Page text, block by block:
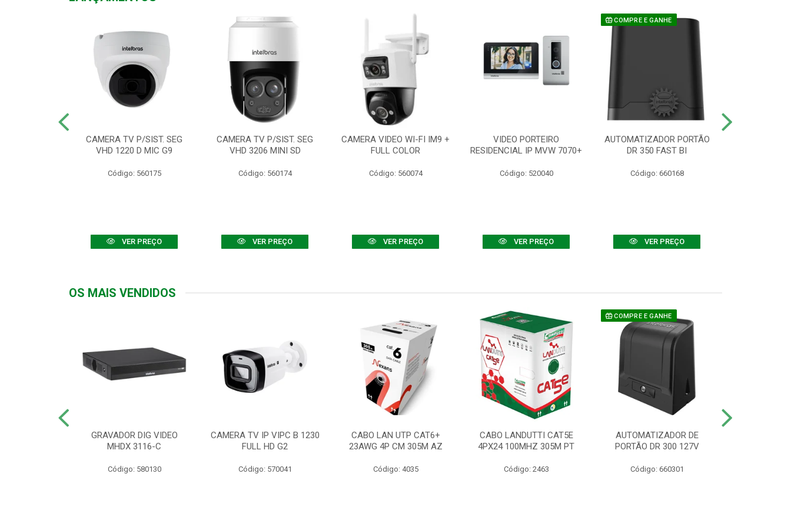
CAMERA TV P/SIST. SEG
VHD 1220 D MIC G9
Código: 560175
VER PREÇO
CAMERA TV P/SIST. SEG
VHD 3206 MINI SD
Código: 560174
VER PREÇO
CAMERA VIDEO WI-FI IM9 +
FULL COLOR
Código: 560074
VER PREÇO
VIDEO PORTEIRO
RESIDENCIAL IP MVW 7070+
Código: 520040
VER PREÇO
COMPRE E GANHE
AUTOMATIZADOR PORTÃO
DR 350 FAST BI
Código: 660168
VER PREÇO
OS MAIS VENDIDOS
GRAVADOR DIG VIDEO
MHDX 3116-C
Código: 580130
CAMERA TV IP VIPC B 1230
FULL HD G2
Código: 570041
CABO LAN UTP CAT6+
23AWG 4P CM 305M AZ
Código: 4035
CABO LANDUTTI CAT5E
4PX24 100MHZ 305M PT
Código: 2463
COMPRE E GANHE
AUTOMATIZADOR DE
PORTÃO DR 300 127V
Código: 660301